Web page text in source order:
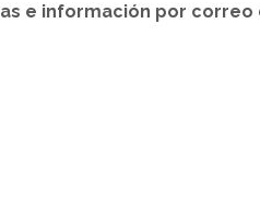
e información por